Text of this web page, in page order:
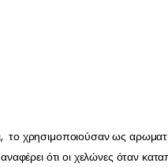
το χρησιμοποιούσαν ως
ότι οι χελώνες όταν